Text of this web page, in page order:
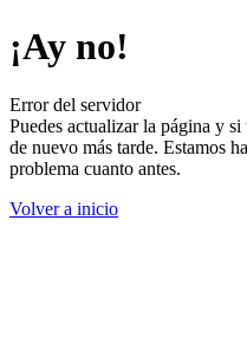
¡Ay no!
Error del servidor
Puedes actualizar la página y
de nuevo más tarde. Estamos
problema cuanto antes.
Volver a inicio